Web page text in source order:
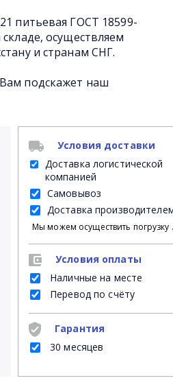
питьевая ГОСТ 18599-
осуществляем
и странам СНГ.
подскажет наш
Условия доставки
Доставка логистической
компанией
Самовывоз
Доставка
Мы можем осуществить погрузку
Условия оплаты
Наличные на месте
Перевод по счёту
Гарантия
30 месяцев